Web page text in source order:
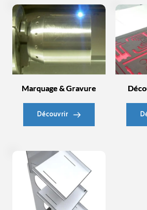
Marquage & Gravure
Découvrir